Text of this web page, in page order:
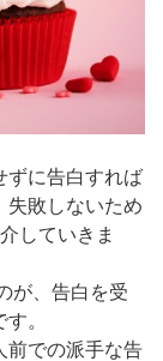
ずに告白すれば
失敗しないため
していきま
が、告白を受
。
前での派手な告